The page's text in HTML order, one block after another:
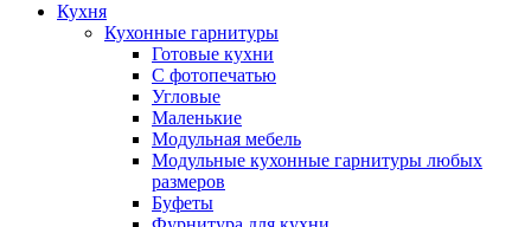
Кухня
Кухонные гарнитуры
Готовые кухни
С фотопечатью
Угловые
Маленькие
Модульная мебель
Модульные кухонные гарнитуры любых
размеров
Буфеты